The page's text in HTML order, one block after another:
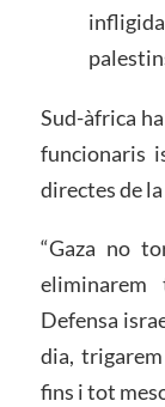
Sud-àfrica
funcionaris
directes de
“Gaza no
Defensa
dia,
fins i tot